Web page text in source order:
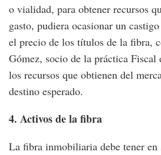
o vialidad, para obtener recursos
gasto, pudiera ocasionar un
el precio de los títulos de la fibra,
Gómez, socio de la práctica Fiscal
los recursos que obtienen del
destino esperado.
4. Activos de la fibra
La fibra inmobiliaria debe tener